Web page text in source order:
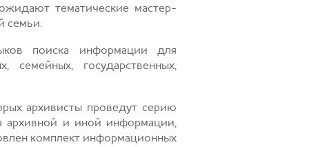
тематические мастер-
семьи.
поиска информации для
семейных, государственных,
архивисты проведут серию
архивной и иной информации,
комплект информационных